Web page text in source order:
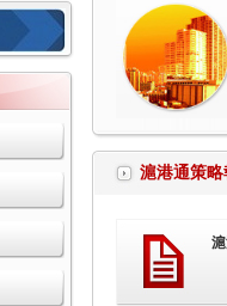
滬港通策略